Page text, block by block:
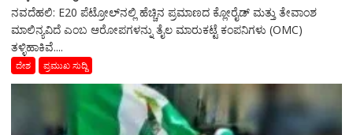
ನವದೆಹಲಿ: E20 ಪೆಟ್ರೋಲ್‌ನಲ್ಲಿ ಹೆಚ್ಚಿನ ಪ್ರಮಾಣದ ಕ್ಲೋರೈಡ್ ಮತ್ತು ತೇವಾಂಶ
ಮಾಲಿನ್ಯವಿದೆ ಎಂಬ ಆರೋಪಗಳನ್ನು ತೈಲ ಮಾರುಕಟ್ಟೆ ಕಂಪನಿಗಳು (OMC)
ತಳ್ಳಿಹಾಕಿವೆ....
ದೇಶ ಪ್ರಮುಖ ಸುದ್ದಿ